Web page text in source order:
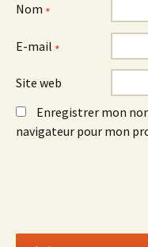
Nom *
E-mail *
Site web
Enregistrer mon
navigateur pour mon